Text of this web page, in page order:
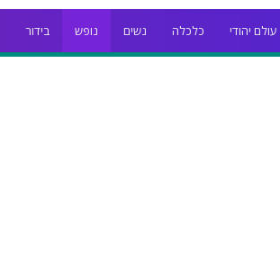
עולם יהודי כלכלה נשים נופש בידור